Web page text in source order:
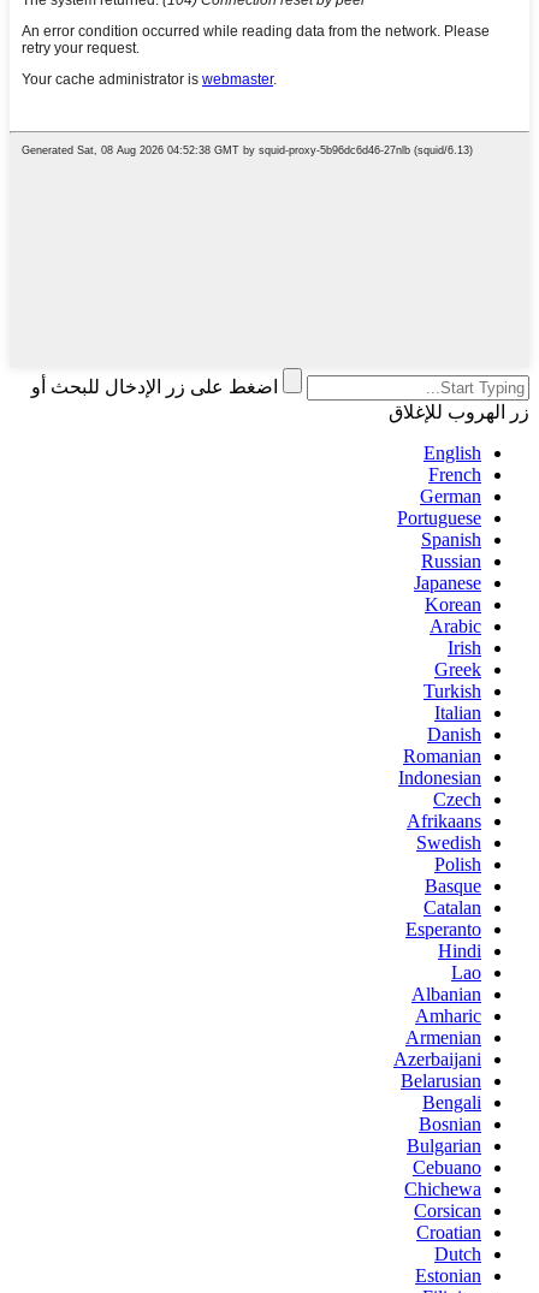
اضغط على زر الإدخال للبحث أو
زر الهروب للإغلاق
English
French
German
Portuguese
Spanish
Russian
Japanese
Korean
Arabic
Irish
Greek
Turkish
Italian
Danish
Romanian
Indonesian
Czech
Afrikaans
Swedish
Polish
Basque
Catalan
Esperanto
Hindi
Lao
Albanian
Amharic
Armenian
Azerbaijani
Belarusian
Bengali
Bosnian
Bulgarian
Cebuano
Chichewa
Corsican
Croatian
Dutch
Estonian